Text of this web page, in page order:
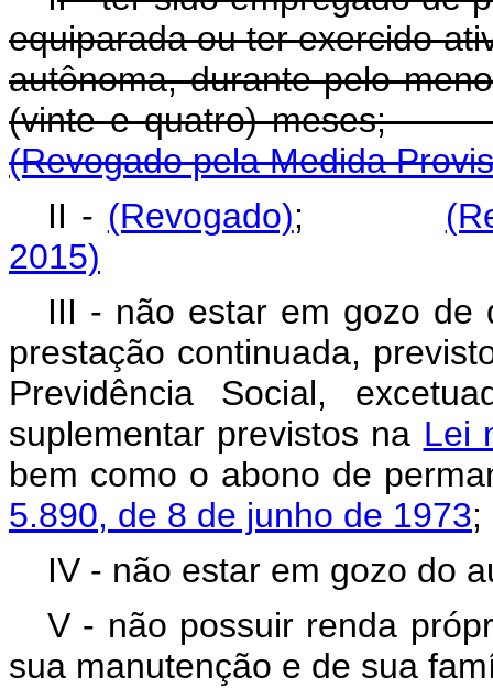
equiparada ou ter exercido
autônoma, durante pelo
(vinte e quatro)
(Revogado pela Medida
II - (Revogado);
2015)
III - não estar em gozo de
prestação continuada,
Previdência Social,
suplementar previstos na Lei
bem como o abono de
5.890, de 8 de junho de 1973;
IV - não estar em gozo do
V - não possuir renda
sua manutenção e de sua